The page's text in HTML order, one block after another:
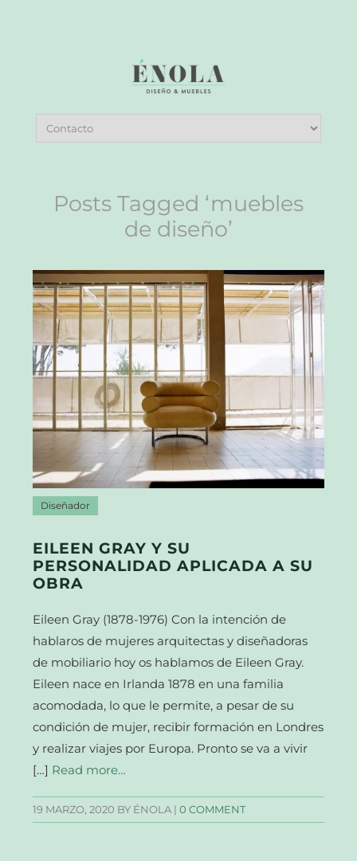
Posts Tagged ‘muebles
de diseño’
Diseñador
EILEEN GRAY Y SU
PERSONALIDAD APLICADA A SU
OBRA
Eileen Gray (1878-1976) Con la intención de
hablaros de mujeres arquitectas y diseñadoras
de mobiliario hoy os hablamos de Eileen Gray.
Eileen nace en Irlanda 1878 en una familia
acomodada, lo que le permite, a pesar de su
condición de mujer, recibir formación en Londres
y realizar viajes por Europa. Pronto se va a vivir
[…] Read more…
19 MARZO, 2020 BY ÉNOLA |0 COMMENT